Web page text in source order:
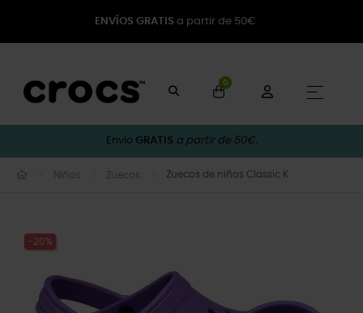
ENVÍOS GRATIS a partir de 50€
0
☰
Envío GRATIS a partir de 50€.
Niños Zuecos Zuecos de niños Classic K
-20%